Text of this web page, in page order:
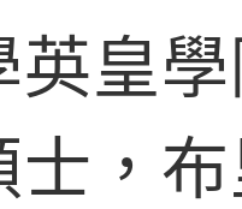
英皇
士，